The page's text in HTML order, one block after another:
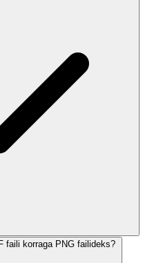
faili korraga PNG failideks?